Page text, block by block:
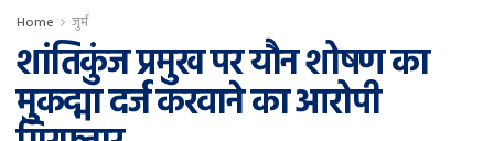
Home जुर्म
शांतिकुंज प्रमुख पर यौन शोषण का
मुकद्मा दर्ज करवाने का आरोपी